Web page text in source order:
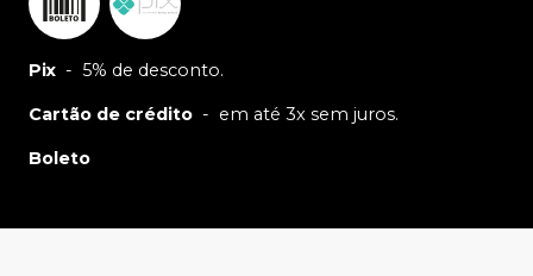
Pix - 5% de desconto.
Cartão de crédito - em até 3x sem juros.
Boleto